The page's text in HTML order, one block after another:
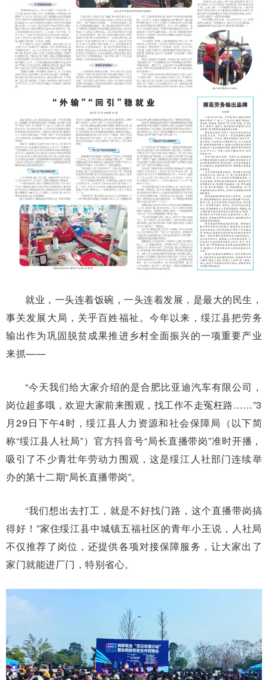
就业，一头连着饭碗，一头连着发展，是最大的民生，
事关发展大局，关乎百姓福祉。今年以来，绥江县把劳务
输出作为巩固脱贫成果推进乡村全面振兴的一项重要产业
来抓——
“今天我们给大家介绍的是合肥比亚迪汽车有限公司，
岗位超多哦，欢迎大家前来围观，找工作不走冤枉路……”3
月29日下午4时，绥江县人力资源和社会保障局（以下简
称“绥江县人社局”）官方抖音号“局长直播带岗”准时开播，
吸引了不少青壮年劳动力围观，这是绥江人社部门连续举
办的第十二期“局长直播带岗”。
“我们想出去打工，就是不好找门路，这个直播带岗搞
得好！”家住绥江县中城镇五福社区的青年小王说，人社局
不仅推荐了岗位，还提供各项对接保障服务，让大家出了
家门就能进厂门，特别省心。